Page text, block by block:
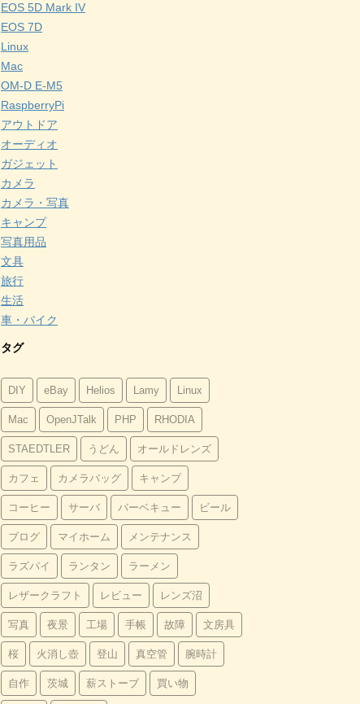
EOS 5D Mark IV
EOS 7D
Linux
Mac
OM-D E-M5
RaspberryPi
アウトドア
オーディオ
ガジェット
カメラ
カメラ・写真
キャンプ
写真用品
文具
旅行
生活
車・バイク
タグ
DIY eBay Helios Lamy Linux
Mac OpenJTalk PHP RHODIA
STAEDTLER うどん オールドレンズ
カフェ カメラバッグ キャンプ
コーヒー サーバ バーベキュー ビール
ブログ マイホーム メンテナンス
ラズパイ ランタン ラーメン
レザークラフト レビュー レンズ沼
写真 夜景 工場 手帳 故障 文房具
桜 火消し壺 登山 真空管 腕時計
自作 茨城 薪ストーブ 買い物